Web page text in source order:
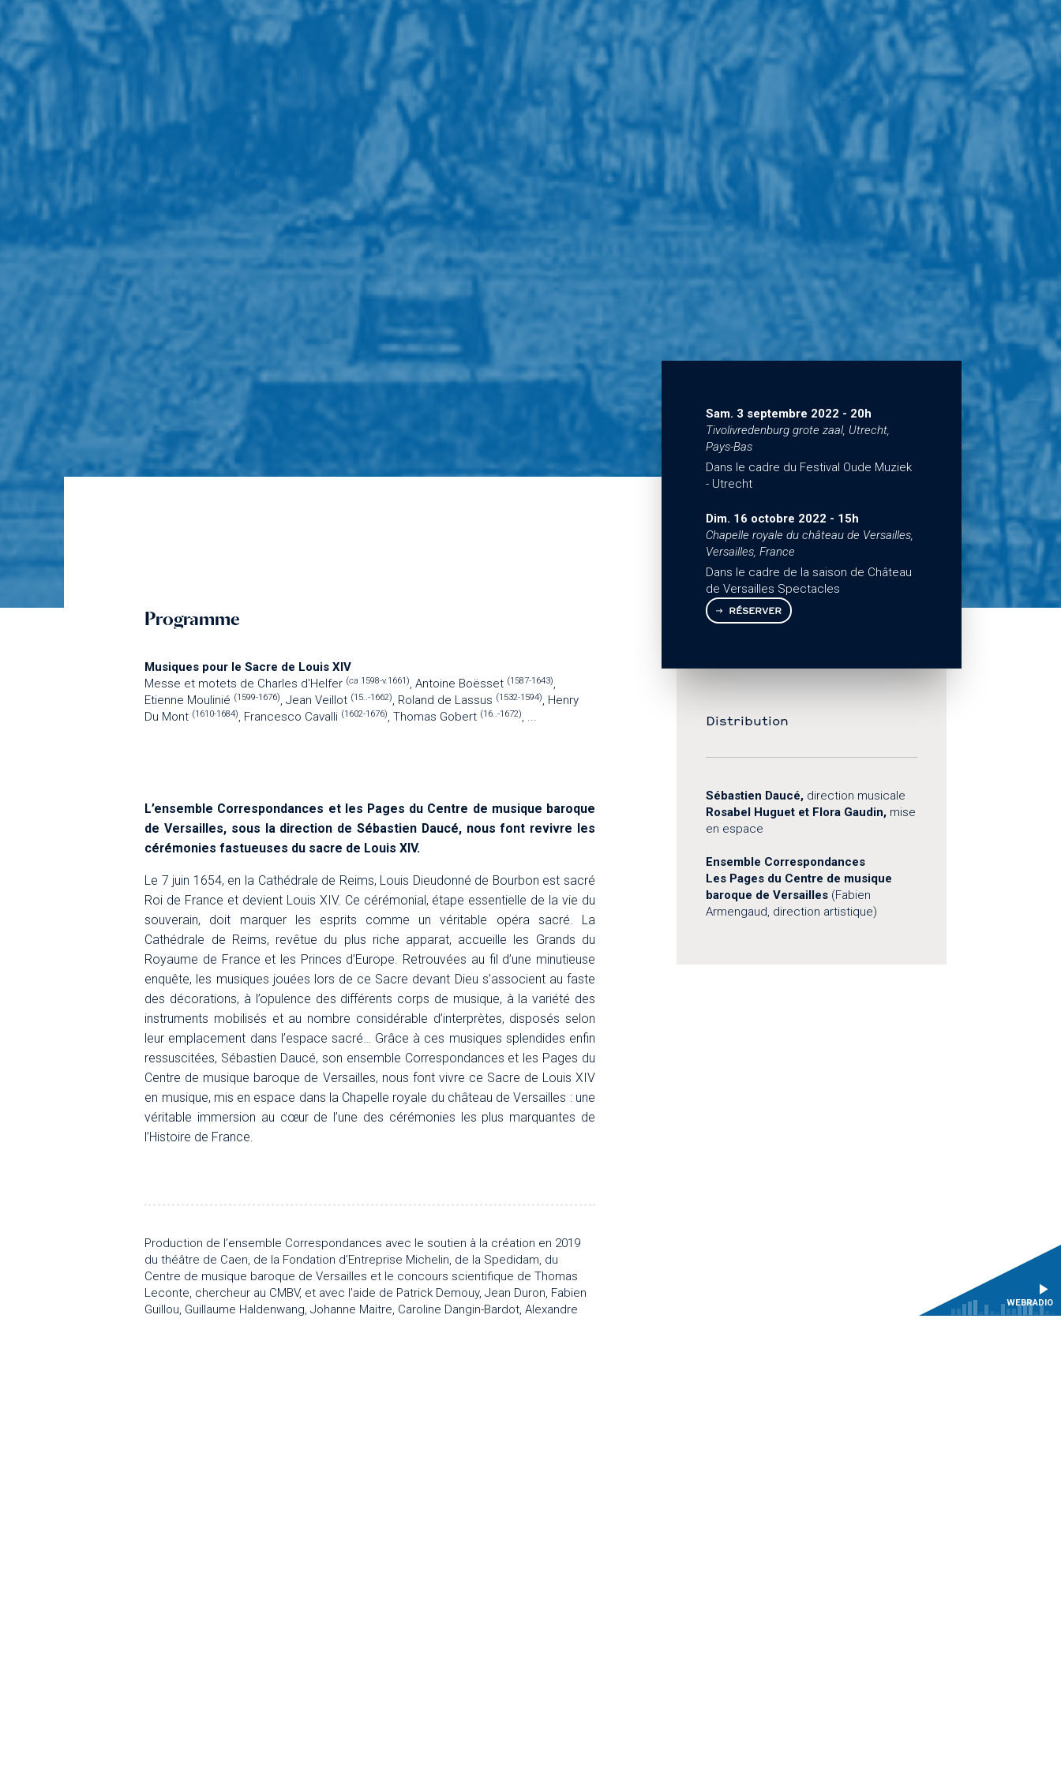
Programme
Musiques pour le Sacre de Louis XIV
Messe et motets de Charles d'Helfer (ca 1598-v.1661), Antoine Boësset (1587-1643),
Etienne Moulinié (1599-1676), Jean Veillot (15..-1662), Roland de Lassus (1532-1594), Henry
Du Mont (1610-1684), Francesco Cavalli (1602-1676), Thomas Gobert (16..-1672), ...
L’ensemble Correspondances et les Pages du Centre de musique baroque
de Versailles, sous la direction de Sébastien Daucé, nous font revivre les
cérémonies fastueuses du sacre de Louis XIV.
Le 7 juin 1654, en la Cathédrale de Reims, Louis Dieudonné de Bourbon est sacré
Roi de France et devient Louis XIV. Ce cérémonial, étape essentielle de la vie du
souverain, doit marquer les esprits comme un véritable opéra sacré. La
Cathédrale de Reims, revêtue du plus riche apparat, accueille les Grands du
Royaume de France et les Princes d’Europe. Retrouvées au fil d’une minutieuse
enquête, les musiques jouées lors de ce Sacre devant Dieu s’associent au faste
des décorations, à l’opulence des différents corps de musique, à la variété des
instruments mobilisés et au nombre considérable d’interprètes, disposés selon
leur emplacement dans l’espace sacré… Grâce à ces musiques splendides enfin
ressuscitées, Sébastien Daucé, son ensemble Correspondances et les Pages du
Centre de musique baroque de Versailles, nous font vivre ce Sacre de Louis XIV
en musique, mis en espace dans la Chapelle royale du château de Versailles : une
véritable immersion au cœur de l’une des cérémonies les plus marquantes de
l’Histoire de France.
Production de l’ensemble Correspondances avec le soutien à la création en 2019
du théâtre de Caen, de la Fondation d’Entreprise Michelin, de la Spedidam, du
Centre de musique baroque de Versailles et le concours scientifique de Thomas
Leconte, chercheur au CMBV, et avec l’aide de Patrick Demouy, Jean Duron, Fabien
Guillou, Guillaume Haldenwang, Johanne Maitre, Caroline Dangin-Bardot, Alexandre
Sam. 3 septembre 2022 - 20h
Tivolivredenburg grote zaal, Utrecht,
Pays-Bas
Dans le cadre du Festival Oude Muziek
- Utrecht
Dim. 16 octobre 2022 - 15h
Chapelle royale du château de Versailles,
Versailles, France
Dans le cadre de la saison de Château
de Versailles Spectacles
RÉSERVER
Distribution
Sébastien Daucé, direction musicale
Rosabel Huguet et Flora Gaudin, mise
en espace
Ensemble Correspondances
Les Pages du Centre de musique
baroque de Versailles (Fabien
Armengaud, direction artistique)
WEBRADIO